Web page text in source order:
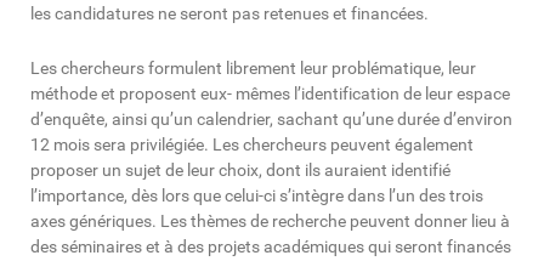
les candidatures ne seront pas retenues et financées.
Les chercheurs formulent librement leur problématique, leur
méthode et proposent eux- mêmes l’identification de leur espace
d’enquête, ainsi qu’un calendrier, sachant qu’une durée d’environ
12 mois sera privilégiée. Les chercheurs peuvent également
proposer un sujet de leur choix, dont ils auraient identifié
l’importance, dès lors que celui-ci s’intègre dans l’un des trois
axes génériques. Les thèmes de recherche peuvent donner lieu à
des séminaires et à des projets académiques qui seront financés